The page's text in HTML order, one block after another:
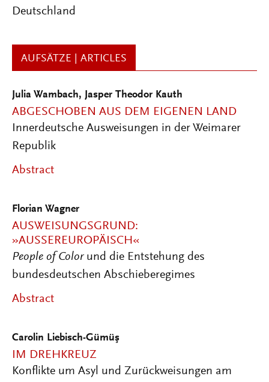
Deutschland
AUFSÄTZE | ARTICLES
Julia Wambach, Jasper Theodor Kauth
ABGESCHOBEN AUS DEM EIGENEN LAND
Innerdeutsche Ausweisungen in der Weimarer
Republik
Abstract
Florian Wagner
AUSWEISUNGSGRUND:
»AUSSEREUROPÄISCH«
People of Colorund die Entstehung des
bundesdeutschen Abschieberegimes
Abstract
Carolin Liebisch-Gümüş
IM DREHKREUZ
Konflikte um Asyl und Zurückweisungen am